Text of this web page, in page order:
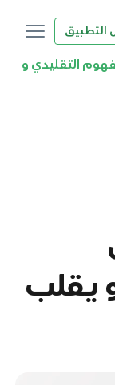
التطبيق
التقليدي و
و يقلب